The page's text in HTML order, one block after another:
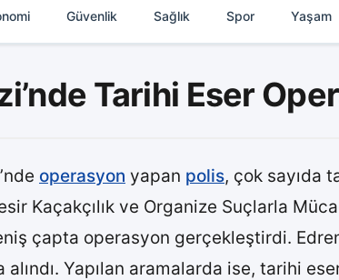
Güvenlik Sağlık Spor Yaşam
Tarihi Eser
operasyon yapan polis, çok sayıda
Kaçakçılık ve Organize Suçlarla
çapta operasyon gerçekleştirdi.
Yapılan aramalarda ise, tarihi